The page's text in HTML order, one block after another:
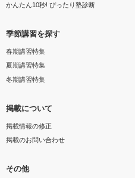
かんたん10秒! ぴったり塾診断
季節講習を探す
春期講習特集
夏期講習特集
冬期講習特集
掲載について
掲載情報の修正
掲載のお問い合わせ
その他